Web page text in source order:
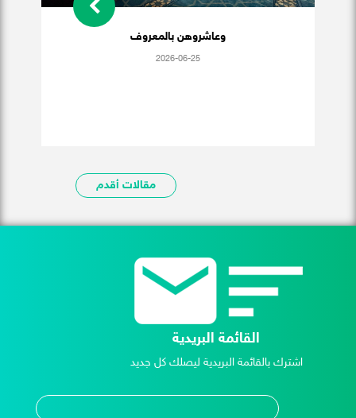
وعاشروهن بالمعروف
2026-06-25
مقالات أقدم
القائمة البريدية
اشترك بالقائمة البريدية ليصلك كل جديد